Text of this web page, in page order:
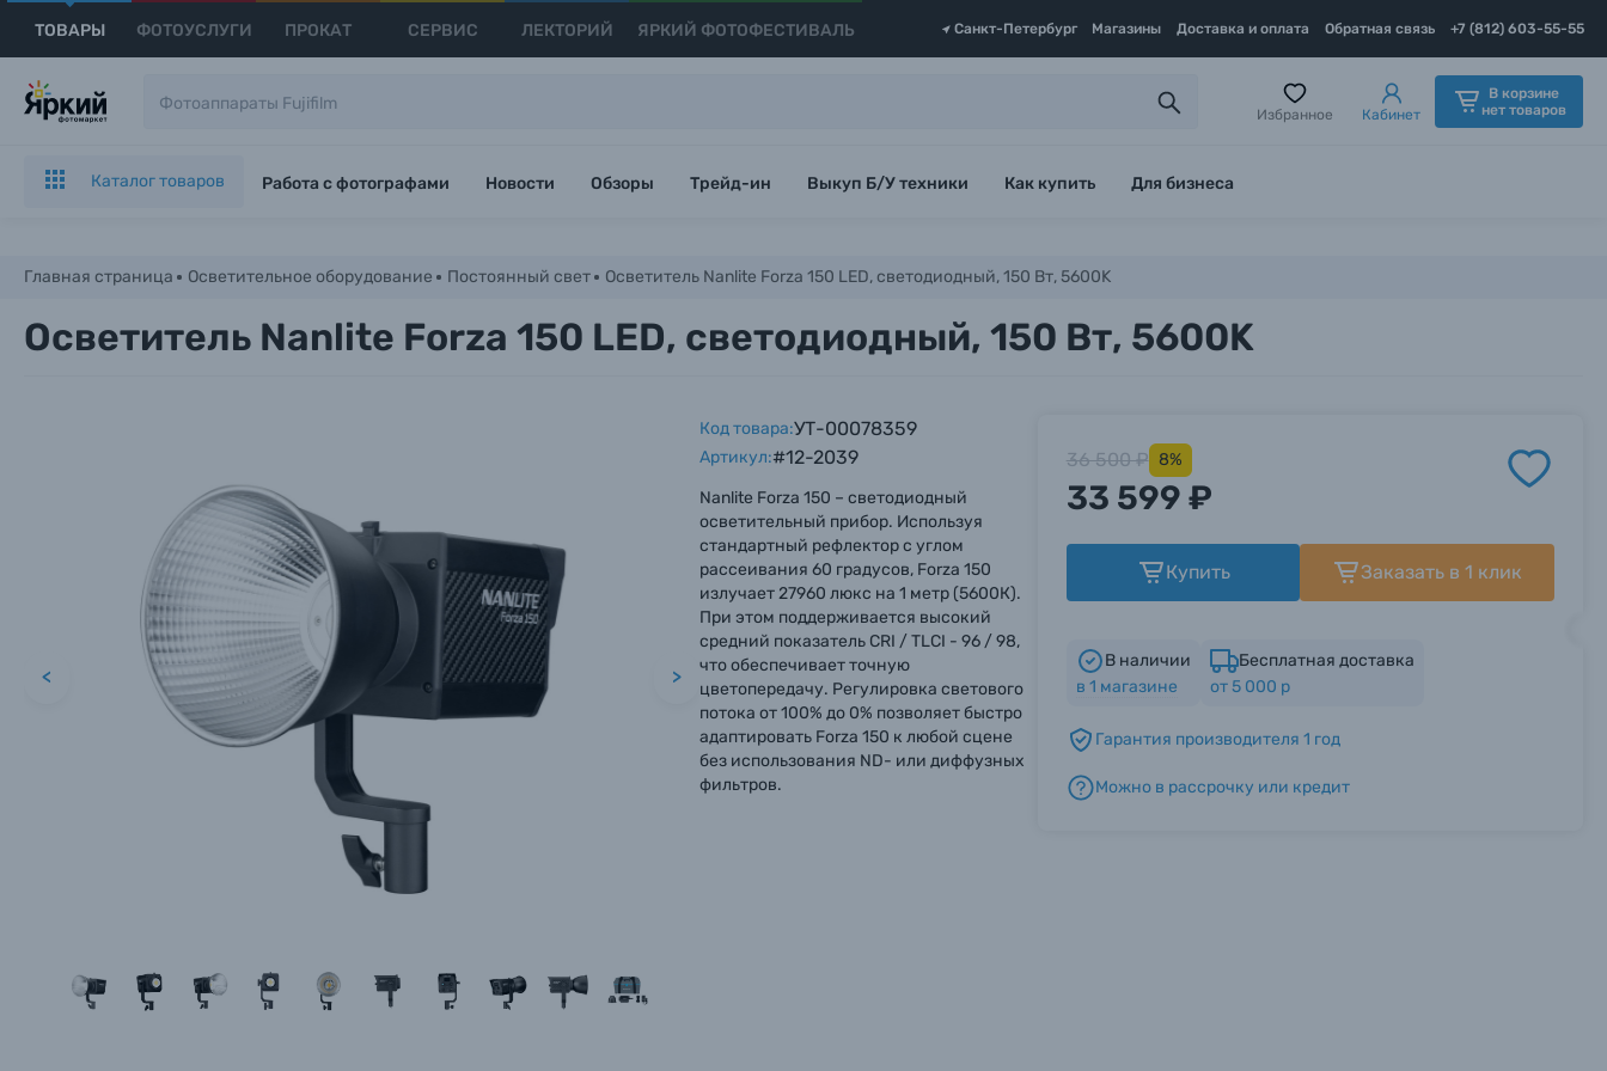
ТОВАРЫ ФОТОУСЛУГИ ПРОКАТ СЕРВИС ЛЕКТОРИЙ ЯРКИЙ ФОТОФЕСТИВАЛЬ Санкт-Петербург Магазины Доставка и оплата Обратная связь +7 (812) 603-55-55
Пленочные фотоаппараты
Избранное Кабинет
В корзине
нет товаров
Каталог товаров Работа с фотографами Новости Обзоры Трейд-ин Выкуп Б/У техники Как купить Для бизнеса
Главная страница Осветительное оборудование Постоянный свет Осветитель Nanlite Forza 150 LED, светодиодный, 150 Вт, 5600K
Осветитель Nanlite Forza 150 LED, светодиодный, 150 Вт, 5600K
< >
Код товара:УТ-00078359
Артикул:#12-2039
Nanlite Forza 150 – светодиодный
осветительный прибор. Используя
стандартный рефлектор с углом
рассеивания 60 градусов, Forza 150
излучает 27960 люкс на 1 метр (5600К).
При этом поддерживается высокий
средний показатель CRI / TLCI - 96 / 98,
что обеспечивает точную
цветопередачу. Регулировка светового
потока от 100% до 0% позволяет быстро
адаптировать Forza 150 к любой сцене
без использования ND- или диффузных
фильтров.
36 500 ₽ 8%
33 599 ₽
Купить Заказать в 1 клик
В наличии
в 1 магазине
Бесплатная доставка
от 5 000 р
Гарантия производителя 1 год
Можно в рассрочку или кредит